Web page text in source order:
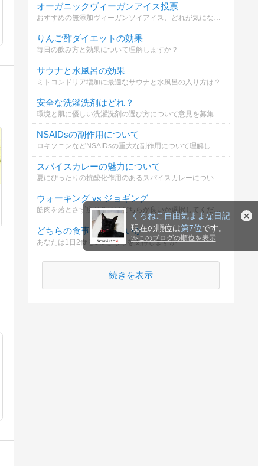
くろねこ自由気ままな日記
現在の順位は第7位です。
≫ このブログの順位を表示
オーガニックヴィーガンアイス投票
おすすめの無添加ヴィーガンソイアイス、どれが気になる？
りんご酢ダイエットの効果
毎日の飲み方と効果について理解しますか？
サウナと水風呂の効果
ミトコンドリア増加に最適なサウナと水風呂の入り方は？
安全な洗濯洗剤はどれ？
環境と肌に優しい洗濯洗剤の選び方について意見を募集します。
NSAIDsの副作用について
ロキソニンなどNSAIDsの重大な副作用について理解しましょう
スパイスカレーの魅力について
夏にぴったりの抗酸化作用のあるスパイスカレーについてどう思いますか
ウォーキング vs ジョギング
筋肉を落とさず痩せるにはどちらが良いか選択してください
どちらの食事回数が良いか
あなたは1日2食と3食どちらを支持しますか
続きを表示